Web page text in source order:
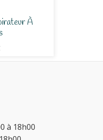
À
à 18h00